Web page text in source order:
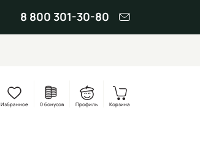
8 800 301-30-80
Избранное 0 бонусов Профиль Корзина